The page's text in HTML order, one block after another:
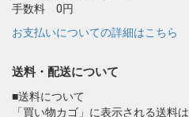
手数料 0円
お支払いについての詳細はこちら
送料・配送について
■送料について
「買い物カゴ」に表示される送料